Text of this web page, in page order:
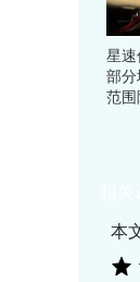
星
部
范
本